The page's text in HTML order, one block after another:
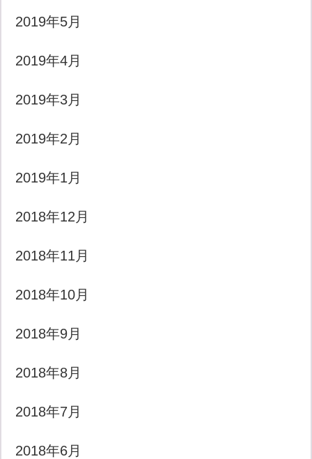
2019年5月
2019年4月
2019年3月
2019年2月
2019年1月
2018年12月
2018年11月
2018年10月
2018年9月
2018年8月
2018年7月
2018年6月